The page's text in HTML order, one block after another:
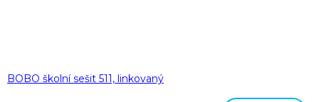
BOBO školní sešit 511, linkovaný